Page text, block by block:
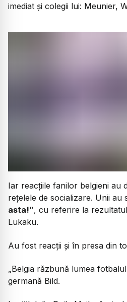
imediat și colegii lui: Meunier,
Iar reacțiile fanilor belgieni au
rețelele de socializare. Unii au
asta!”, cu referire la
Lukaku.
Au fost reacții și în presa din
„Belgia răzbună lumea
germană Bild.